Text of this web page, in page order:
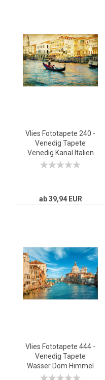
Vlies Fototapete 240 -
Venedig Tapete
Venedig Kanal Italien
Boot Wasser grau
ab 39,94 EUR
Vlies Fototapete 444 -
Venedig Tapete
Wasser Dom Himmel
Häuser Italien blau